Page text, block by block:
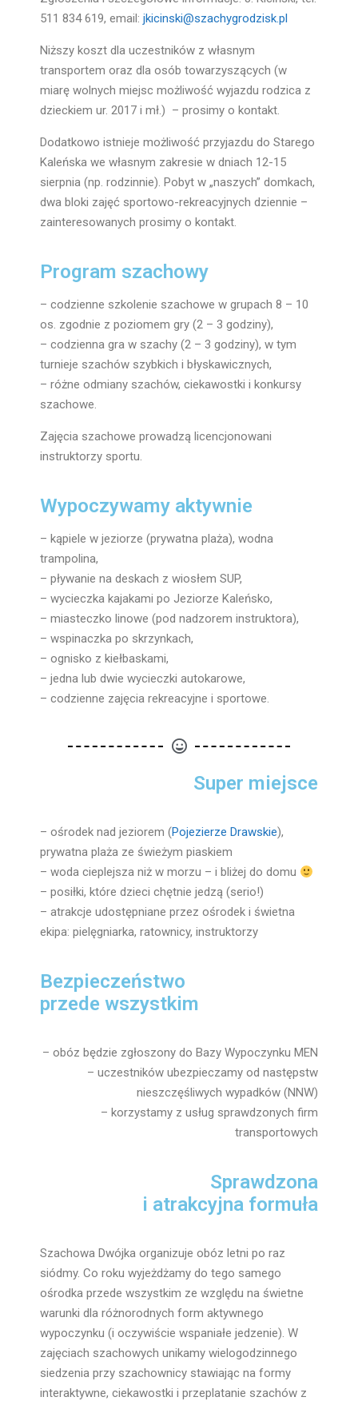
511 834 619, email: jkicinski@szachygrodzisk.pl
Niższy koszt dla uczestników z własnym
transportem oraz dla osób towarzyszących (w
miarę wolnych miejsc możliwość wyjazdu rodzica z
dzieckiem ur. 2017 i mł.) – prosimy o kontakt.
Dodatkowo istnieje możliwość przyjazdu do Starego
Kaleńska we własnym zakresie w dniach 12-15
sierpnia (np. rodzinnie). Pobyt w „naszych” domkach,
dwa bloki zajęć sportowo-rekreacyjnych dziennie –
zainteresowanych prosimy o kontakt.
Program szachowy
– codzienne szkolenie szachowe w grupach 8 – 10
os. zgodnie z poziomem gry (2 – 3 godziny),
– codzienna gra w szachy (2 – 3 godziny), w tym
turnieje szachów szybkich i błyskawicznych,
– różne odmiany szachów, ciekawostki i konkursy
szachowe.
Zajęcia szachowe prowadzą licencjonowani
instruktorzy sportu.
Wypoczywamy aktywnie
– kąpiele w jeziorze (prywatna plaża), wodna
trampolina,
– pływanie na deskach z wiosłem SUP,
– wycieczka kajakami po Jeziorze Kaleńsko,
– miasteczko linowe (pod nadzorem instruktora),
– wspinaczka po skrzynkach,
– ognisko z kiełbaskami,
– jedna lub dwie wycieczki autokarowe,
– codzienne zajęcia rekreacyjne i sportowe.
Super miejsce
– ośrodek nad jeziorem (Pojezierze Drawskie),
prywatna plaża ze świeżym piaskiem
– woda cieplejsza niż w morzu – i bliżej do domu
– posiłki, które dzieci chętnie jedzą (serio!)
– atrakcje udostępniane przez ośrodek i świetna
ekipa: pielęgniarka, ratownicy, instruktorzy
– obóz będzie zgłoszony do Bazy Wypoczynku MEN
– uczestników ubezpieczamy od następstw
nieszczęśliwych wypadków (NNW)
– korzystamy z usług sprawdzonych firm
transportowych
Bezpieczeństwo
przede wszystkim
Sprawdzona
i atrakcyjna formuła
Szachowa Dwójka organizuje obóz letni po raz
siódmy. Co roku wyjeżdżamy do tego samego
ośrodka przede wszystkim ze względu na świetne
warunki dla różnorodnych form aktywnego
wypoczynku (i oczywiście wspaniałe jedzenie). W
zajęciach szachowych unikamy wielogodzinnego
siedzenia przy szachownicy stawiając na formy
interaktywne, ciekawostki i przeplatanie szachów z